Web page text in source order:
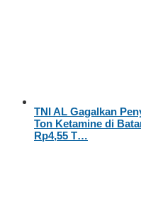
TNI AL Gagalkan
Ton Ketamine di
Rp4,55 T…